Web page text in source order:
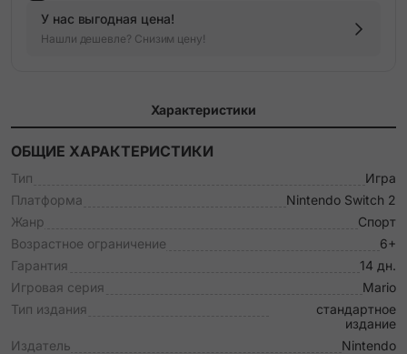
У нас выгодная цена!
Нашли дешевле? Снизим цену!
Характеристики
ОБЩИЕ ХАРАКТЕРИСТИКИ
Тип
Игра
Платформа
Nintendo Switch 2
Жанр
Спорт
Возрастное ограничение
6+
Гарантия
14 дн.
Игровая серия
Mario
Тип издания
стандартное
издание
Издатель
Nintendo